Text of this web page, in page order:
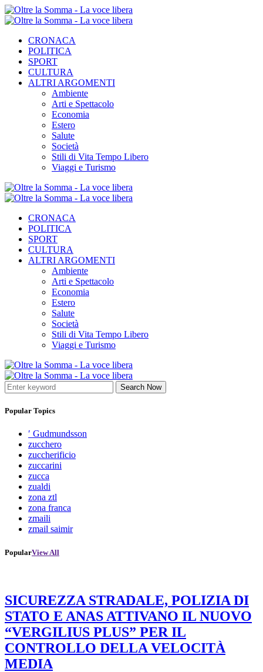
CRONACA
POLITICA
SPORT
CULTURA
ALTRI ARGOMENTI
Ambiente
Arti e Spettacolo
Economia
Estero
Salute
Società
Stili di Vita Tempo Libero
Viaggi e Turismo
CRONACA
POLITICA
SPORT
CULTURA
ALTRI ARGOMENTI
Ambiente
Arti e Spettacolo
Economia
Estero
Salute
Società
Stili di Vita Tempo Libero
Viaggi e Turismo
Search Now
Popular Topics
′ Gudmundsson
zucchero
zuccherificio
zuccarini
zucca
zualdi
zona ztl
zona franca
zmaili
zmail saimir
PopularView All
SICUREZZA STRADALE, POLIZIA DI
STATO E ANAS ATTIVANO IL NUOVO
“VERGILIUS PLUS” PER IL
CONTROLLO DELLA VELOCITÀ
MEDIA